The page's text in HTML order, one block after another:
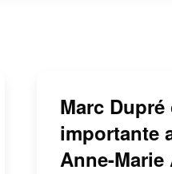
Marc
importante
Anne-